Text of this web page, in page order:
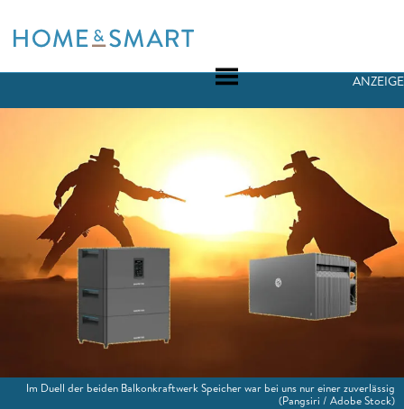
to
ANZEIGE
Im Duell der beiden Balkonkraftwerk Speicher war bei uns nur einer zuverlässig
(Pangsiri / Adobe Stock)